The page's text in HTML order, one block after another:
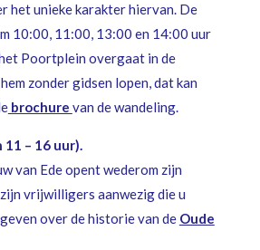
het unieke karakter hiervan. De
10:00, 11:00, 13:00 en 14:00 uur
Poortplein overgaat in de
zonder gidsen lopen, dat kan
brochure van de wandeling.
11 – 16 uur).
van Ede opent wederom zijn
vrijwilligers aanwezig die u
over de historie van de Oude